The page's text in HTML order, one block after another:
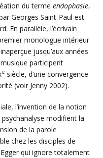
du termeendophasie,
Georges Saint-Paul est
En parallèle, l’écrivain
monologue intérieur
jusqu’aux années
participent
e siècle, d’une convergence
(voir Jenny 2002).
l’invention de la notion
modifient la
de la parole
chez les disciples de
qui ignore totalement